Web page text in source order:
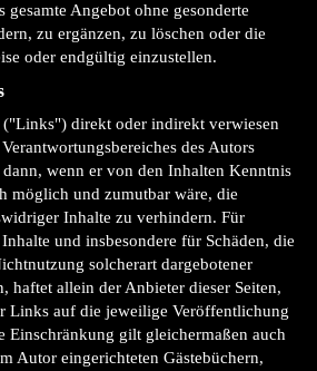
gesamte Angebot ohne gesonderte
zu ergänzen, zu löschen oder die
oder endgültig einzustellen.
("Links") direkt oder indirekt verwiesen
des Autors
wenn er von den Inhalten Kenntnis
möglich und zumutbar wäre, die
Inhalte zu verhindern. Für
und insbesondere für Schäden, die
solcherart dargebotener
haftet allein der Anbieter dieser Seiten,
Links auf die jeweilige Veröffentlichung
Einschränkung gilt gleichermaßen auch
Autor eingerichteten Gästebüchern,